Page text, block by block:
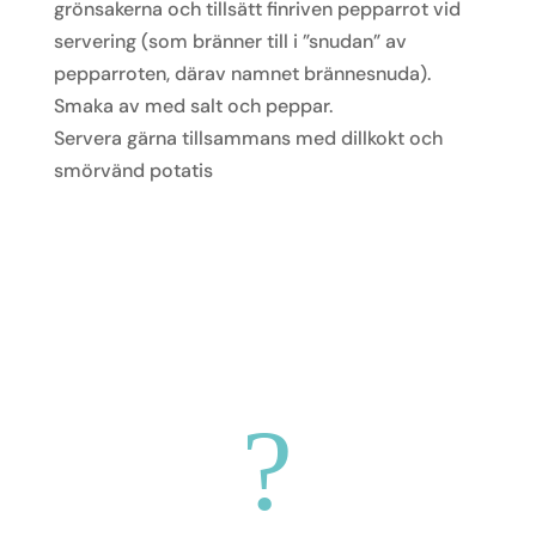
grönsakerna och tillsätt finriven pepparrot vid
servering (som bränner till i ”snudan” av
pepparroten, därav namnet brännesnuda).
Smaka av med salt och peppar.
Servera gärna tillsammans med dillkokt och
smörvänd potatis
?